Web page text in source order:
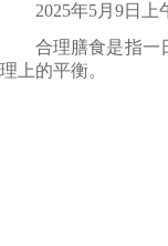
2025年5月9日上午
合理膳食是指一日
理上的平衡。